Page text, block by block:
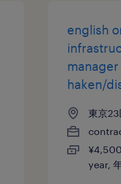
english
haken/
東京
year,